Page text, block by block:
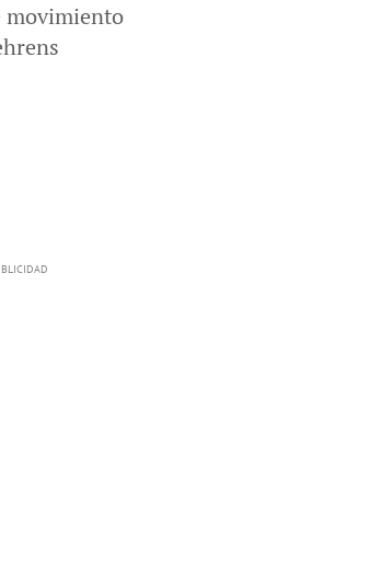
movimiento